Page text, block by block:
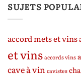
SUJETS
accord mets et vins
et vinsaccords vins
cave à vin cavistes